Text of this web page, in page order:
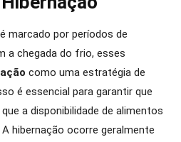
marcado por períodos de
a chegada do frio, esses
como uma estratégia de
é essencial para garantir que
a disponibilidade de alimentos
hibernação ocorre geralmente